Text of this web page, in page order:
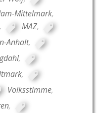
Mittelmark,
, MAZ,
Anhalt,
,
,
Volksstimme,
,